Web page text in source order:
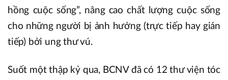
hồng cuộc sống”, nâng cao chất lượng cuộc sống
cho những người bị ảnh hưởng (trực tiếp hay gián
tiếp) bởi ung thư vú.
Suốt một thập kỷ qua, BCNV đã có 12 thư viện tóc